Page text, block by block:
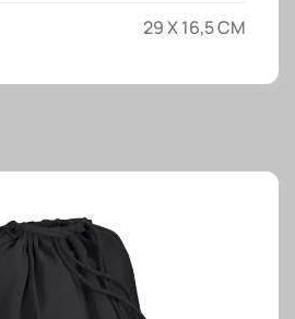
29 X 16,5 CM